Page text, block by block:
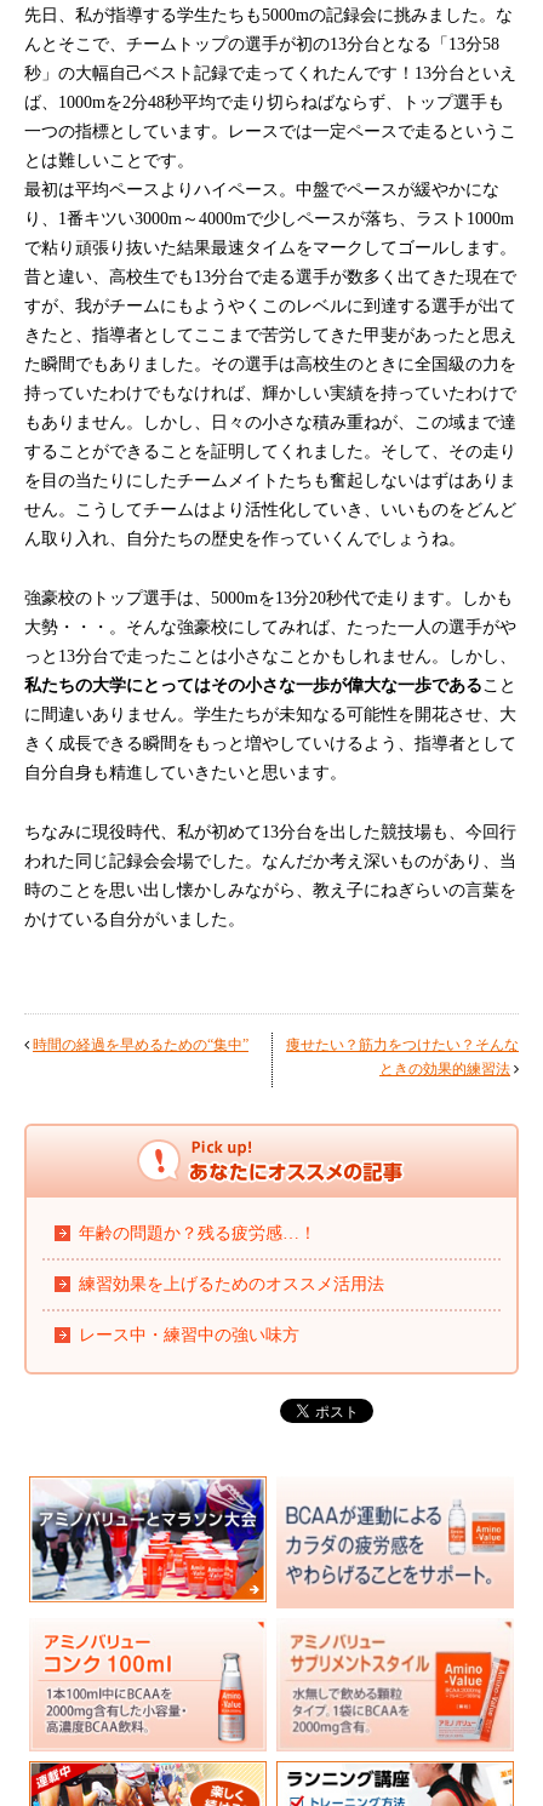
先日、私が指導する学生たちも5000mの記録会に挑みました。な
んとそこで、チームトップの選手が初の13分台となる「13分58
秒」の大幅自己ベスト記録で走ってくれたんです！13分台といえ
ば、1000mを2分48秒平均で走り切らねばならず、トップ選手も
一つの指標としています。レースでは一定ペースで走るというこ
とは難しいことです。
最初は平均ペースよりハイペース。中盤でペースが緩やかにな
り、1番キツい3000m～4000mで少しペースが落ち、ラスト1000m
で粘り頑張り抜いた結果最速タイムをマークしてゴールします。
昔と違い、高校生でも13分台で走る選手が数多く出てきた現在で
すが、我がチームにもようやくこのレベルに到達する選手が出て
きたと、指導者としてここまで苦労してきた甲斐があったと思え
た瞬間でもありました。その選手は高校生のときに全国級の力を
持っていたわけでもなければ、輝かしい実績を持っていたわけで
もありません。しかし、日々の小さな積み重ねが、この域まで達
することができることを証明してくれました。そして、その走り
を目の当たりにしたチームメイトたちも奮起しないはずはありま
せん。こうしてチームはより活性化していき、いいものをどんど
ん取り入れ、自分たちの歴史を作っていくんでしょうね。
強豪校のトップ選手は、5000mを13分20秒代で走ります。しかも
大勢・・・。そんな強豪校にしてみれば、たった一人の選手がや
っと13分台で走ったことは小さなことかもしれません。しかし、
私たちの大学にとってはその小さな一歩が偉大な一歩である こと
に間違いありません。学生たちが未知なる可能性を開花させ、大
きく成長できる瞬間をもっと増やしていけるよう、指導者として
自分自身も精進していきたいと思います。
ちなみに現役時代、私が初めて13分台を出した競技場も、今回行
われた同じ記録会会場でした。なんだか考え深いものがあり、当
時のことを思い出し懐かしみながら、教え子にねぎらいの言葉を
かけている自分がいました。
時間の経過を早めるための“集中”
痩せたい？筋力をつけたい？そんな
ときの効果的練習法
年齢の問題か？残る疲労感…！
練習効果を上げるためのオススメ活用法
レース中・練習中の強い味方